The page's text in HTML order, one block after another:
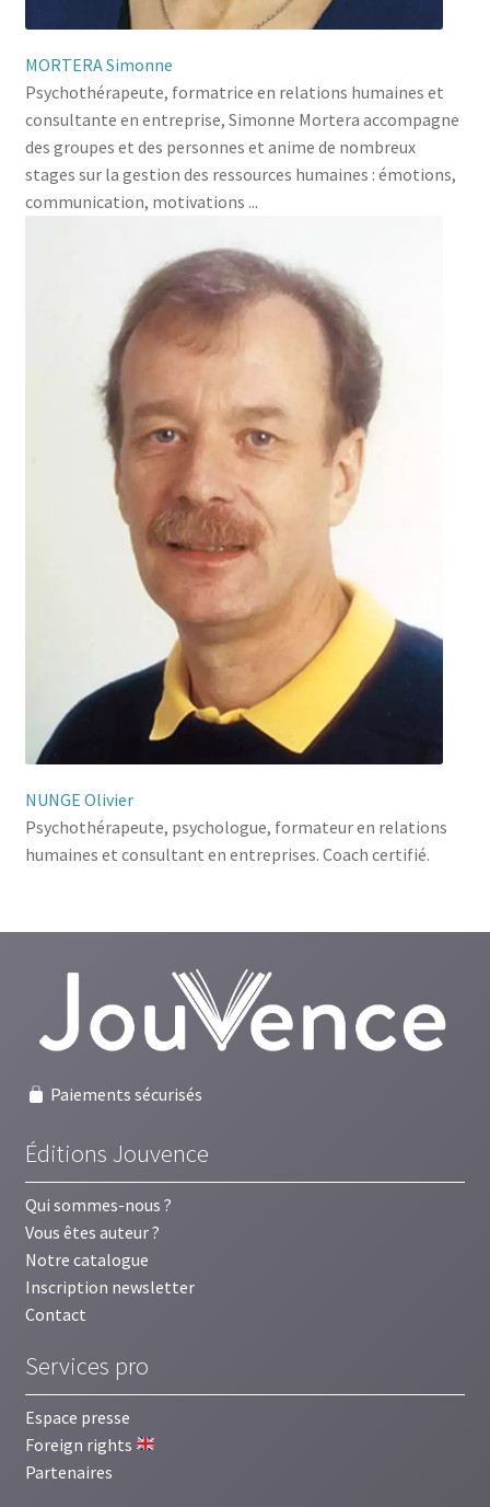
MORTERA Simonne
Psychothérapeute, formatrice en relations humaines et
consultante en entreprise, Simonne Mortera accompagne
des groupes et des personnes et anime de nombreux
stages sur la gestion des ressources humaines : émotions,
communication, motivations ...
NUNGE Olivier
Psychothérapeute, psychologue, formateur en relations
humaines et consultant en entreprises. Coach certifié.
Paiements sécurisés
Éditions Jouvence
Qui sommes-nous ?
Vous êtes auteur ?
Notre catalogue
Inscription newsletter
Contact
Services pro
Espace presse
Foreign rights
Partenaires